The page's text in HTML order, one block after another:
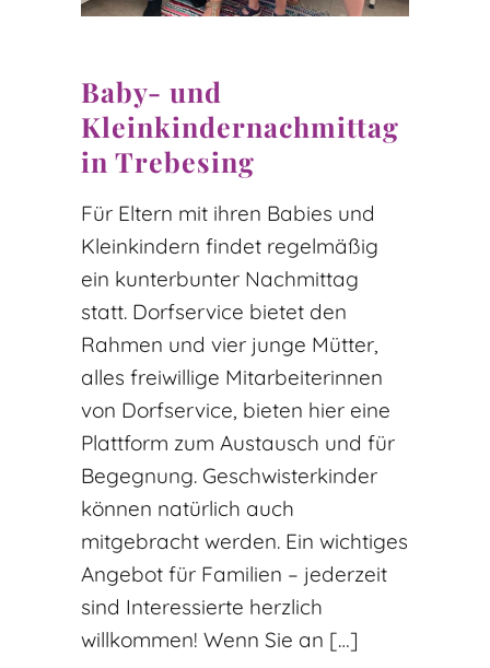
Baby- und
Kleinkindernachmittag
in Trebesing
Für Eltern mit ihren Babies und
Kleinkindern findet regelmäßig
ein kunterbunter Nachmittag
statt. Dorfservice bietet den
Rahmen und vier junge Mütter,
alles freiwillige Mitarbeiterinnen
von Dorfservice, bieten hier eine
Plattform zum Austausch und für
Begegnung. Geschwisterkinder
können natürlich auch
mitgebracht werden. Ein wichtiges
Angebot für Familien – jederzeit
sind Interessierte herzlich
willkommen! Wenn Sie an […]